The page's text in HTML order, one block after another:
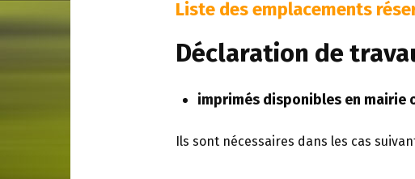
Liste des emplacements
Déclaration de
imprimés disponibles en mairie
Ils sont nécessaires dans les cas